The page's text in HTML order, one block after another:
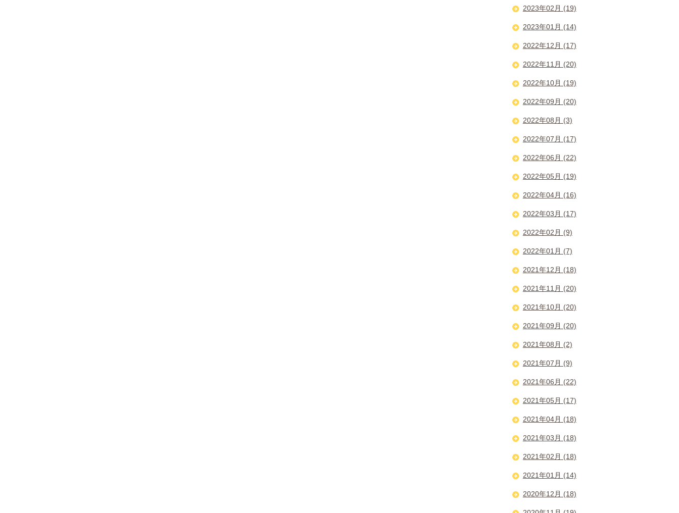
2023年02月 (19)
2023年01月 (14)
2022年12月 (17)
2022年11月 (20)
2022年10月 (19)
2022年09月 (20)
2022年08月 (3)
2022年07月 (17)
2022年06月 (22)
2022年05月 (19)
2022年04月 (16)
2022年03月 (17)
2022年02月 (9)
2022年01月 (7)
2021年12月 (18)
2021年11月 (20)
2021年10月 (20)
2021年09月 (20)
2021年08月 (2)
2021年07月 (9)
2021年06月 (22)
2021年05月 (17)
2021年04月 (18)
2021年03月 (18)
2021年02月 (18)
2021年01月 (14)
2020年12月 (18)